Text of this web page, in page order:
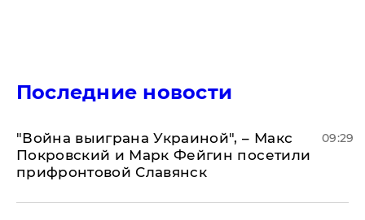
Последние новости
"Война выиграна Украиной", – Макс
Покровский и Марк Фейгин посетили
прифронтовой Славянск
09:29